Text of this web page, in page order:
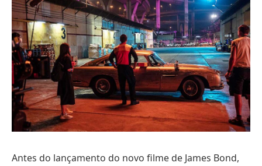
Antes do lançamento do novo filme de James Bond,